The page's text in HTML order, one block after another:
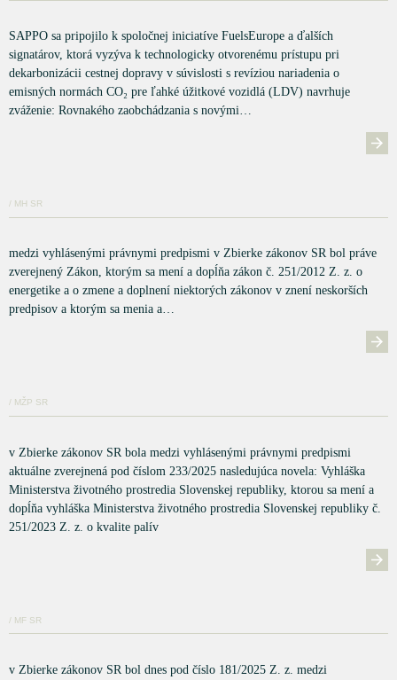
SAPPO sa pripojilo k spoločnej iniciatíve FuelsEurope a ďalších
signatárov, ktorá vyzýva k technologicky otvorenému prístupu pri
dekarbonizácii cestnej dopravy v súvislosti s revíziou nariadenia o
emisných normách CO₂ pre ľahké úžitkové vozidlá (LDV) navrhuje
zváženie: Rovnakého zaobchádzania s novými…
/ MH SR
medzi vyhlásenými právnymi predpismi v Zbierke zákonov SR bol práve
zverejnený Zákon, ktorým sa mení a dopĺňa zákon č. 251/2012 Z. z. o
energetike a o zmene a doplnení niektorých zákonov v znení neskorších
predpisov a ktorým sa menia a…
/ MŽP SR
v Zbierke zákonov SR bola medzi vyhlásenými právnymi predpismi
aktuálne zverejnená pod číslom 233/2025 nasledujúca novela: Vyhláška
Ministerstva životného prostredia Slovenskej republiky, ktorou sa mení a
dopĺňa vyhláška Ministerstva životného prostredia Slovenskej republiky č.
251/2023 Z. z. o kvalite palív
/ MF SR
v Zbierke zákonov SR bol dnes pod číslo 181/2025 Z. z. medzi